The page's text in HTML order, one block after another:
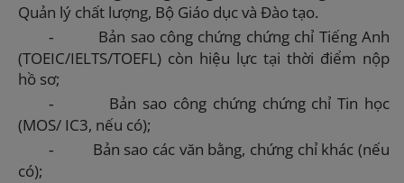
Quản lý chất lượng, Bộ Giáo dục và Đào tạo.
-
Bản sao công chứng chứng chỉ Tiếng Anh
(TOEIC/IELTS/TOEFL) còn hiệu lực tại thời điểm nộp
hồ sơ;
-
Bản sao công chứng chứng chỉ Tin học
(MOS/ IC3, nếu có);
-
Bản sao các văn bằng, chứng chỉ khác (nếu
có);